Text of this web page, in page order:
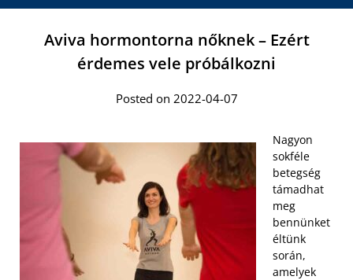
Aviva hormontorna nőknek – Ezért
érdemes vele próbálkozni
Posted on 2022-04-07
Nagyon
sokféle
betegség
támadhat
meg
bennünket
éltünk
során,
amelyek